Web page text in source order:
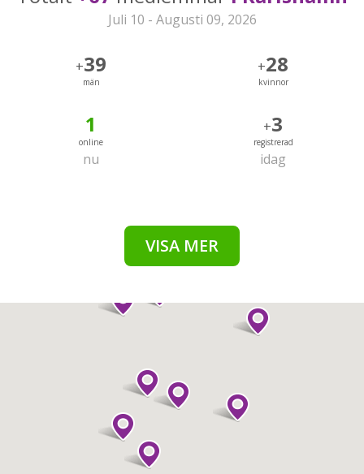
Juli 10 - Augusti 09, 2026
+39
män
+28
kvinnor
1
online
nu
+3
registrerad
idag
VISA MER